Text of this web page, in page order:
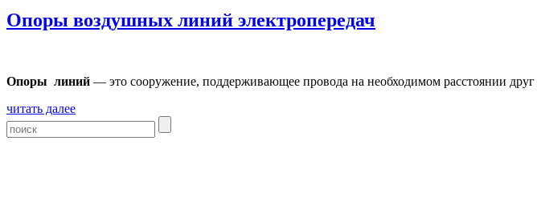
Опоры воздушных линий электропередач
Опоры линий — это сооружение, поддерживающее провода на необходимом расстоянии
читать далее